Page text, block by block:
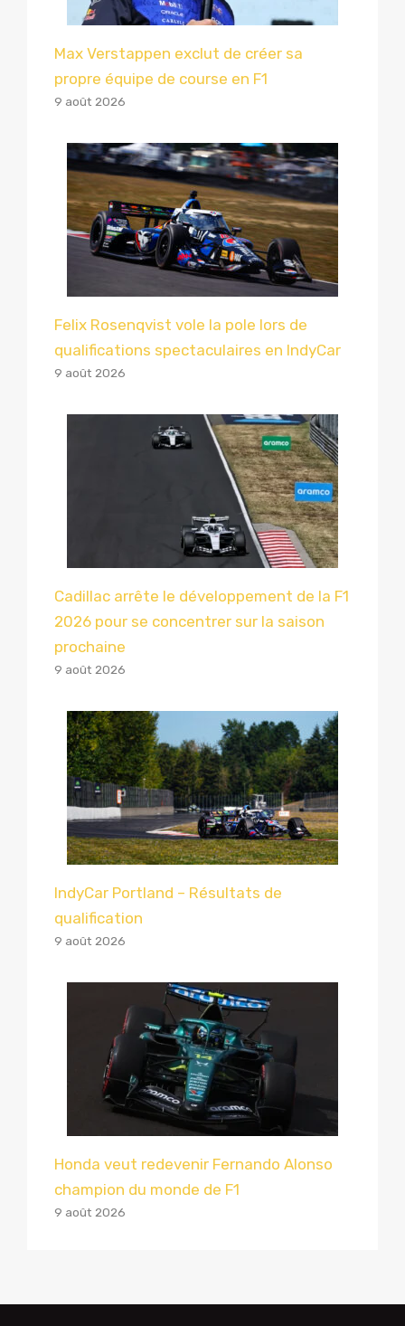
Max Verstappen exclut de créer sa
propre équipe de course en F1
9 août 2026
Felix Rosenqvist vole la pole lors de
qualifications spectaculaires en IndyCar
9 août 2026
Cadillac arrête le développement de la F1
2026 pour se concentrer sur la saison
prochaine
9 août 2026
IndyCar Portland – Résultats de
qualification
9 août 2026
Honda veut redevenir Fernando Alonso
champion du monde de F1
9 août 2026